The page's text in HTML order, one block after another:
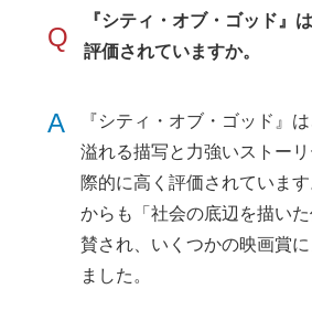
Q
『シティ・オブ・ゴッド』
評価されていますか。
A
『シティ・オブ・ゴッド』
溢れる描写と力強いストー
際的に高く評価されていま
からも「社会の底辺を描い
賛され、いくつかの映画賞
ました。